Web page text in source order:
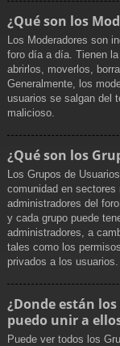
¿Qué son los
Los Moderadores son
foro día a día. Tienen la
abrirlos, moverlos,
Generalmente, los
usuarios se salgan del
malicioso.
¿Qué son los
Los Grupos de
comunidad en
administradores del
y cada grupo puede
administradores, a
tales como los
privados a los usuarios.
¿Donde están
puedo unir a
Puede ver todos los